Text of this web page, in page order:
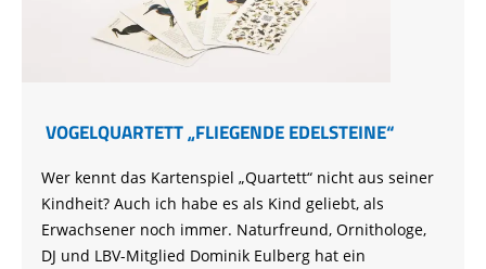
VOGELQUARTETT „FLIEGENDE EDELSTEINE“
Wer kennt das Kartenspiel „Quartett“ nicht aus seiner
Kindheit? Auch ich habe es als Kind geliebt, als
Erwachsener noch immer. Naturfreund, Ornithologe,
DJ und LBV-Mitglied Dominik Eulberg hat ein